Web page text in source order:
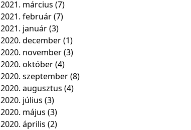
2021. március (7)
2021. február(7)
2021. január(3)
2020. december(1)
2020. november(3)
2020. október(4)
2020. szeptember(8)
2020. augusztus (4)
2020. július (3)
2020. május (3)
2020. április (2)